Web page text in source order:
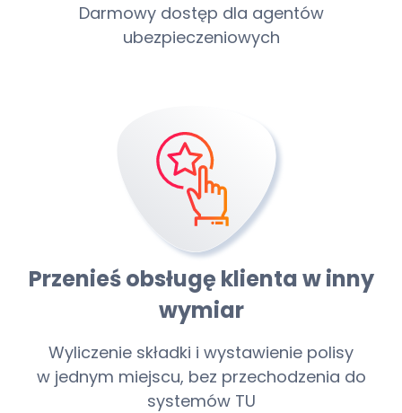
Darmowy dostęp dla agentów
ubezpieczeniowych
Przenieś obsługę klienta w inny
wymiar
Wyliczenie składki i wystawienie polisy
w jednym miejscu, bez przechodzenia do
systemów TU